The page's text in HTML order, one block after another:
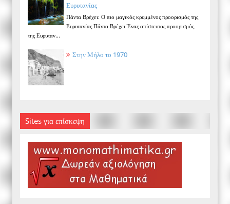
Ευρυτανίας
Πάντα Βρέχει: Ο πιο μαγικός κρυμμένος προορισμός της
Ευρυτανίας Πάντα Βρέχει Ένας απίστευτος προορισμός
της Ευρυταν...
Στην Μήλο το 1970
Sites για επίσκεψη